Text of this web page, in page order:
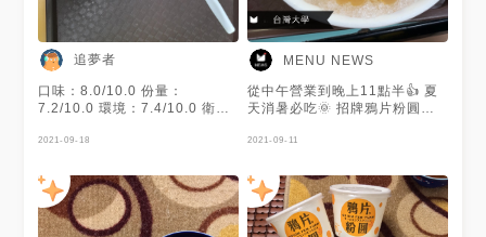
相當Q彈 配上下層清爽的清冰非
常消暑👍🏻👍🏻 檸檬愛玉粉圓也很
推！天然的酸度更添沁涼感！
整體吃完後完全意猶未盡，太過
癮😍😍 內心的小惡魔都會蠱惑
再買一碗來吃 - 🔶裝潢環境 🌕🌕
管哪個時候都坐無虛席 翻桌率
是一家每次經過都會想至少來一
碗的冰店😍😍 - 分類🔍：#吃得
保寶飽in台北 - #鴉片粉圓 #台
北冰品 #新北小吃 #公館美食 #
追夢者
口味：8.0/10.0 份量：
7.2/10.0 環境：7.4/10.0 衛
性價：7.3/10.0 綜合：
適中，醬汁甜而不膩。 （以上
評論為個人意見，可能出現偏差
值，故僅供參考）
2021-09-18
MENU NEWS
從中午營業到晚上11點半👍 夏
天消暑必吃🌞 招牌鴉片粉圓就
淋上糖水搭配剉冰超清爽😚 不
還有三圓冰也很推薦😋 地瓜
圓、芋圓與粉圓三種口味甜甜的
吃不膩😍 謝謝 @果子 提供美照
🧡
2021-09-11